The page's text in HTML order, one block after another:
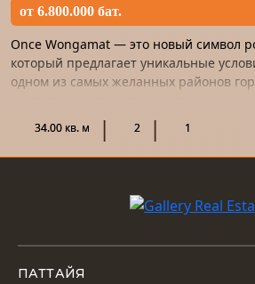
от 6.800.000 бат.
Once Wongamat — это новый символ
который предлагает уникальные
одном из самых желанных районов
этот проект станет не т...
34.00 кв. м 2 1
ПАТТАЙЯ